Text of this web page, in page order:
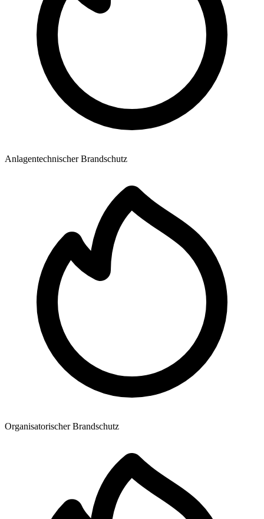
Anlagentechnischer Brandschutz
Organisatorischer Brandschutz